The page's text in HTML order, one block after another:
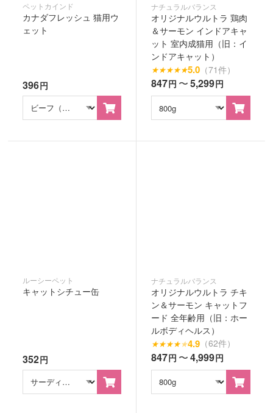
ペットカインド
カナダフレッシュ 猫用ウ
ェット
396円
ナチュラルバランス
オリジナルウルトラ 鶏肉
＆サーモン インドアキャ
ット 室内成猫用（旧：イ
ンドアキャット）
★★★★★5.0（71件）
847円 〜5,299円
ルーシーペット
キャットシチュー缶
352円
ナチュラルバランス
オリジナルウルトラ チキ
ン＆サーモン キャットフ
ード 全年齢用（旧：ホー
ルボディヘルス）
★★★★★4.9（62件）
847円 〜4,999円